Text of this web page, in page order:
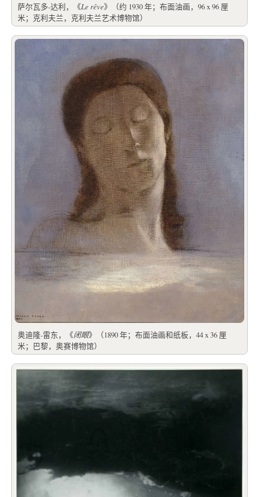
萨尔瓦多-达利，《Le rêve》（约 1930 年；布面油画，96 x 96 厘
米；克利夫兰，克利夫兰艺术博物馆）
奥迪隆-雷东，《闭眼》（1890 年；布面油画和纸板，44 x 36 厘
米；巴黎，奥赛博物馆）